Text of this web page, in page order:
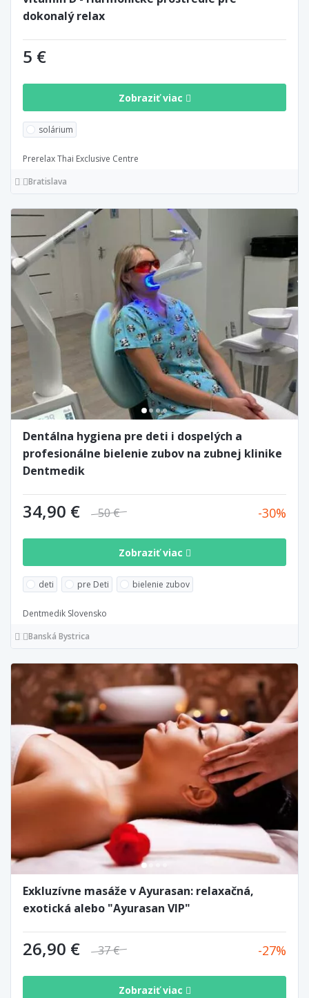
dokonalý relax
5 €
Zobraziť viac
solárium
Prerelax Thai Exclusive Centre
Bratislava
Dentálna hygiena pre deti i dospelých a
profesionálne bielenie zubov na zubnej klinike
Dentmedik
34,90 € 50 € 30
Zobraziť viac
deti pre Deti bielenie zubov
Dentmedik Slovensko
Banská Bystrica
Exkluzívne masáže v Ayurasan: relaxačná,
exotická alebo "Ayurasan VIP"
26,90 € 37 € 27
Zobraziť viac